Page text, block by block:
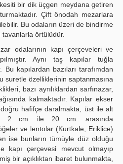
bir dik üçgen meydana getiren
Çift önodah mezarlara
Bu odaların üzeri de bindirme
tavanlarla örtülüdür.
odalarının kapı çerçeveleri ve
Aynı taş kapılar tuğla
Bu kapılardan bazıları tarafımdan
suretle özelliklerinin saptanmasına
bazı ayrılıklardan sarfınazar,
kalmaktadır. Kapılar ekser
hafifçe daralmakta, üst ile alt
2 cm. ile 20 cm. arasında
ve lentolar (Kurtkale, Eriklice)
ise bunların tümüyle düz olduğu
kapı çerçevesi mevcut olmayıp
bir açıklıktan ibaret bulunmakta,